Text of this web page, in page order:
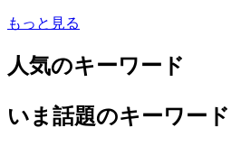
もっと見る
人気のキーワード
いま話題のキーワード